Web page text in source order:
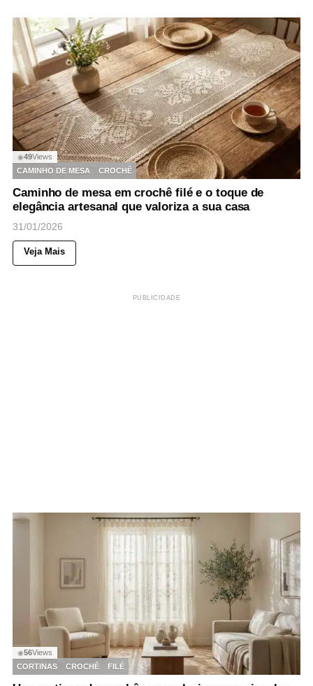
◉49Views
CAMINHO DE MESA
CROCHÊ
Caminho de mesa em crochê filé e o toque de
elegância artesanal que valoriza a sua casa
31/01/2026
Veja Mais
PUBLICIDADE
◉56Views
CORTINAS
CROCHÊ FILÉ